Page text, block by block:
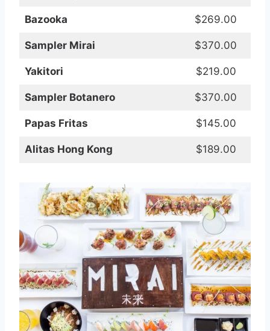
Bazooka $269.00
Sampler Mirai $370.00
Yakitori $219.00
Sampler Botanero $370.00
Papas Fritas $145.00
Alitas Hong Kong $189.00